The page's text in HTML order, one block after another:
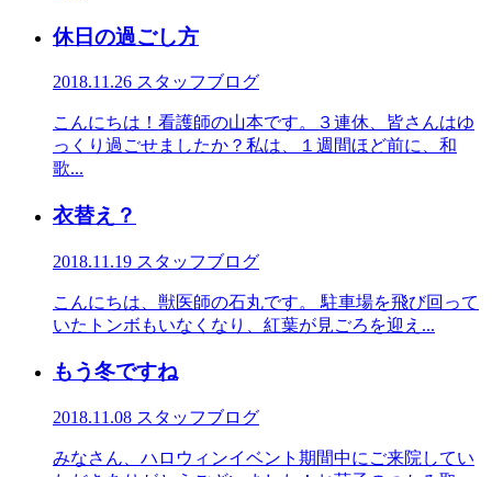
休日の過ごし方
2018.11.26 スタッフブログ
こんにちは！看護師の山本です。３連休、皆さんはゆ
っくり過ごせましたか？私は、１週間ほど前に、和
歌...
衣替え？
2018.11.19 スタッフブログ
こんにちは、獣医師の石丸です。 駐車場を飛び回って
いたトンボもいなくなり、紅葉が見ごろを迎え...
もう冬ですね
2018.11.08 スタッフブログ
みなさん、ハロウィンイベント期間中にご来院してい